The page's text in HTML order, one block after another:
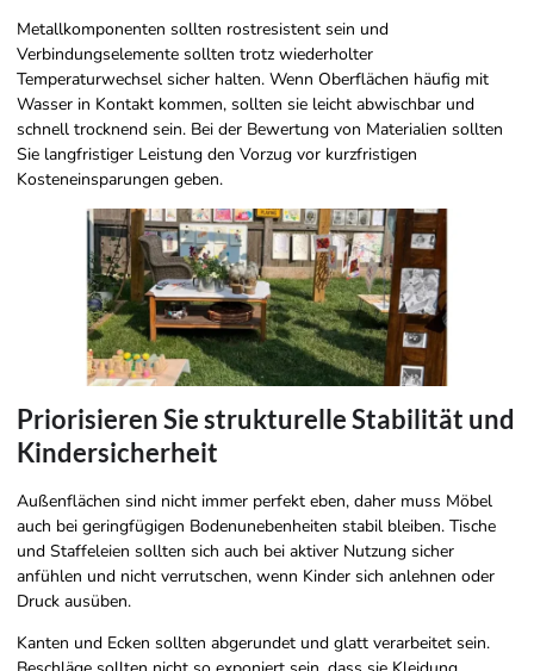
Metallkomponenten sollten rostresistent sein und
Verbindungselemente sollten trotz wiederholter
Temperaturwechsel sicher halten. Wenn Oberflächen häufig mit
Wasser in Kontakt kommen, sollten sie leicht abwischbar und
schnell trocknend sein. Bei der Bewertung von Materialien sollten
Sie langfristiger Leistung den Vorzug vor kurzfristigen
Kosteneinsparungen geben.
Priorisieren Sie strukturelle Stabilität und
Kindersicherheit
Außenflächen sind nicht immer perfekt eben, daher muss Möbel
auch bei geringfügigen Bodenunebenheiten stabil bleiben. Tische
und Staffeleien sollten sich auch bei aktiver Nutzung sicher
anfühlen und nicht verrutschen, wenn Kinder sich anlehnen oder
Druck ausüben.
Kanten und Ecken sollten abgerundet und glatt verarbeitet sein.